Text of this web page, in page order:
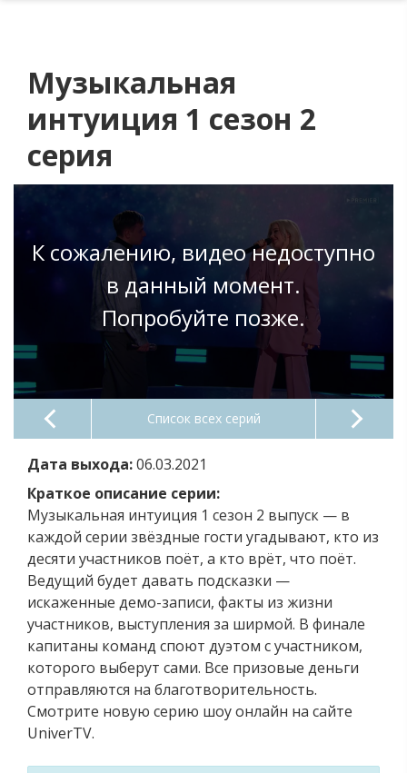
Музыкальная
интуиция 1 сезон 2
серия
К сожалению, видео недоступно
в данный момент.
Попробуйте позже.
Список всех серий
Дата выхода:06.03.2021
Краткое описание серии:
Музыкальная интуиция 1 сезон 2 выпуск — в
каждой серии звёздные гости угадывают, кто из
десяти участников поёт, а кто врёт, что поёт.
Ведущий будет давать подсказки —
искаженные демо-записи, факты из жизни
участников, выступления за ширмой. В финале
капитаны команд споют дуэтом с участником,
которого выберут сами. Все призовые деньги
отправляются на благотворительность.
Смотрите новую серию шоу онлайн на сайте
UniverTV.